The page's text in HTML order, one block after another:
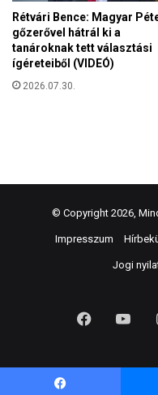
© Copyright 2026,
Impresszum
Jogi
Facebook